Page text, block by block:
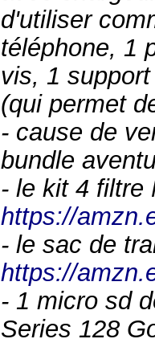
d'utiliser
téléphone, 1
vis, 1
(qui permet
- cause de
bundle
- le kit 4 filtre
https://
- le sac de
https://
- 1 micro sd
Series 128